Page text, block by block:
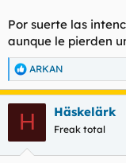
Por suerte las
aunque le pierden
R
e
a
ARKAN
H Häskelärk
Freak total